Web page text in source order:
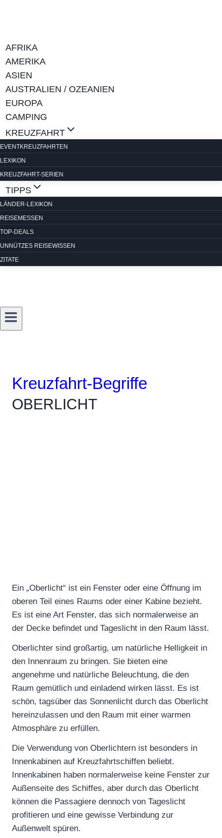
AFRIKA
AMERIKA
ASIEN
AUSTRALIEN / OZEANIEN
EUROPA
CAMPING
KREUZFAHRT
EVENTKREUZFAHRTEN
LEXIKON
KREUZFAHRT-SERIEN
TIPPS
LÄNDER-LEXIKON
REISEMESSEN
TOP-DEALS
UNNÜTZES REISEWISSEN
ZITATE
Kreuzfahrt-Begriffe
OBERLICHT
Ein „Oberlicht“ ist ein Fenster oder eine Öffnung im
oberen Teil eines Raums oder einer Kabine bezieht.
Es ist eine Art Fenster, das sich normalerweise an
der Decke befindet und Tageslicht in den Raum lässt.
Oberlichter sind großartig, um natürliche Helligkeit in
den Innenraum zu bringen. Sie bieten eine
angenehme und natürliche Beleuchtung, die den
Raum gemütlich und einladend wirken lässt. Es ist
schön, tagsüber das Sonnenlicht durch das Oberlicht
hereinzulassen und den Raum mit einer warmen
Atmosphäre zu erfüllen.
Die Verwendung von Oberlichtern ist besonders in
Innenkabinen auf Kreuzfahrtschiffen beliebt.
Innenkabinen haben normalerweise keine Fenster zur
Außenseite des Schiffes, aber durch das Oberlicht
können die Passagiere dennoch von Tageslicht
profitieren und eine gewisse Verbindung zur
Außenwelt spüren.